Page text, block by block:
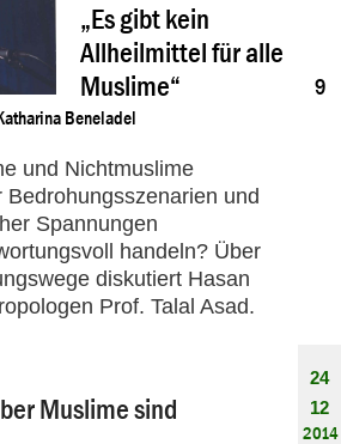
„Es gibt kein
Allheilmittel für alle
Muslime“
Beneladel
und Nichtmuslime
und
Spannungen
handeln? Über
diskutiert Hasan
Prof. Talal Asad.
9
Muslime sind
24
12
2014